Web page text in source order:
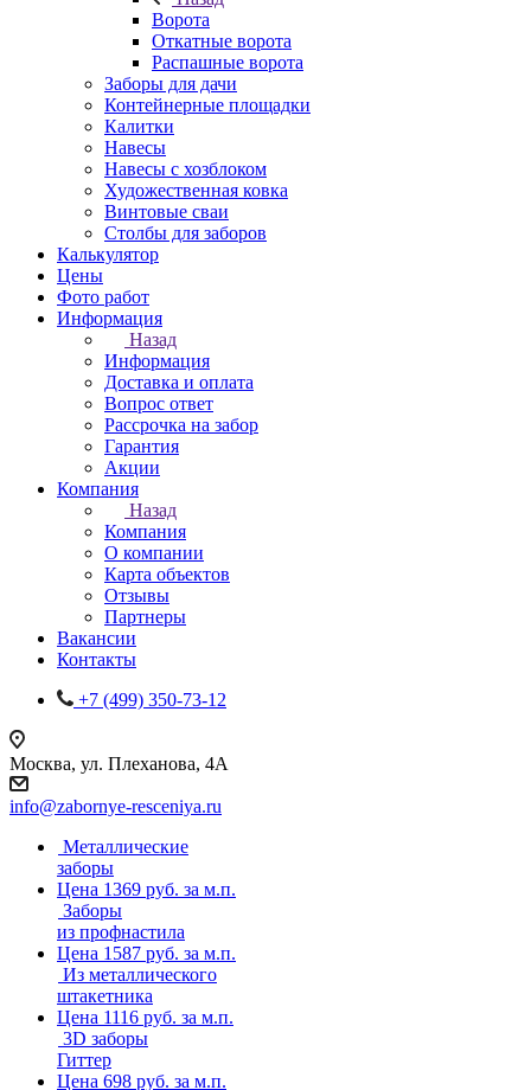
Ворота
Откатные ворота
Распашные ворота
Заборы для дачи
Контейнерные площадки
Калитки
Навесы
Навесы с хозблоком
Художественная ковка
Винтовые сваи
Столбы для заборов
Калькулятор
Цены
Фото работ
Информация
Назад
Информация
Доставка и оплата
Вопрос ответ
Рассрочка на забор
Гарантия
Акции
Компания
Назад
Компания
О компании
Карта объектов
Отзывы
Партнеры
Вакансии
Контакты
+7 (499) 350-73-12
Москва, ул. Плеханова, 4А
info@zabornye-resceniya.ru
Металлические
заборы
Цена 1369 руб. за м.п.
Заборы
из профнастила
Цена 1587 руб. за м.п.
Из металлического
штакетника
Цена 1116 руб. за м.п.
3D заборы
Гиттер
Цена 698 руб. за м.п.